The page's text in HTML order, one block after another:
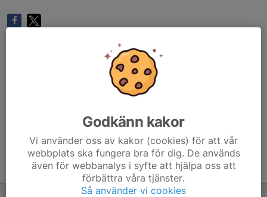
Godkänn kakor
Vi använder oss av kakor (cookies) för att vår
webbplats ska fungera bra för dig. De används
även för webbanalys i syfte att hjälpa oss att
förbättra våra tjänster.
Så använder vi cookies